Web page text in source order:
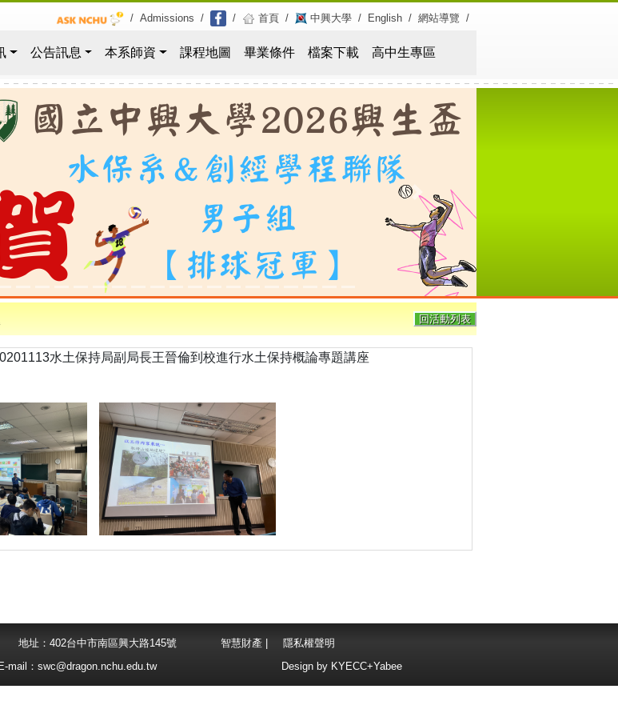
/ Admissions / / 首頁 / 中興大學 / English / 網站導覽 /
公告訊息 本系師資 課程地圖 畢業條件 檔案下載 高中生專區
Next
回活動列表
水土保持局副局長王晉倫到校進行水土保持概論專題講座
地址：402台中市南區興大路145號
E-mail：swc@dragon.nchu.edu.tw
智慧財產
隱私權聲明
Design by KYECC+Yabee